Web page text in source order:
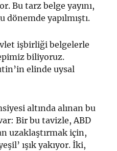
Bu tarz belge yayını,
yapılmıştı.
işbirliği belgelerle
biliyoruz.
elinde uysal
altında alınan bu
Bir bu tavizle, ABD
uzaklaştırmak için,
ışık yakıyor. İki,